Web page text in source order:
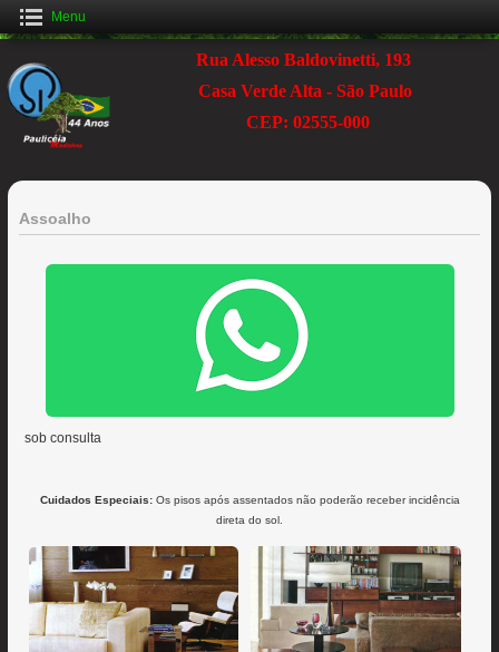
Menu
Rua Alesso Baldovinetti, 193
Casa Verde Alta - São Paulo
CEP: 02555-000
Assoalho
sob consulta
Cuidados Especiais:Os pisos após assentados não poderão receber incidência
direta do sol.